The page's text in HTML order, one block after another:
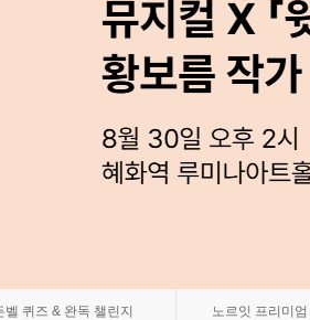
벨 퀴즈 & 완독 챌린지 노르잇 프리미